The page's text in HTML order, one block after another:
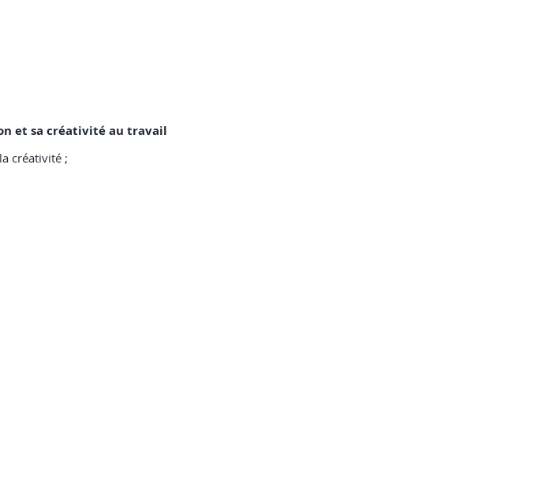
et sa créativité au travail
créativité ;